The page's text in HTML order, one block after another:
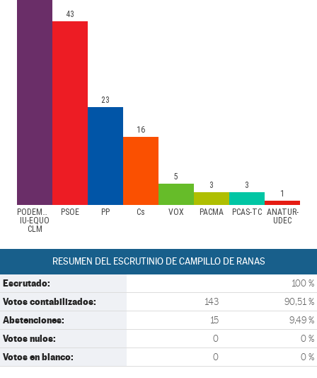
PODEMOS-
IU-EQUO
CLM
PSOE PP Cs VOX PACMA PCAS-TC ANATUR-
UDEC
43
23
16
5
3
3
1
RESUMEN DEL ESCRUTINIO DE CAMPILLO DE RANAS
Escrutado: 100 %
Votos contabilizados: 143 90,51 %
Abstenciones: 15 9,49 %
Votos nulos: 0 0 %
Votos en blanco: 0 0 %